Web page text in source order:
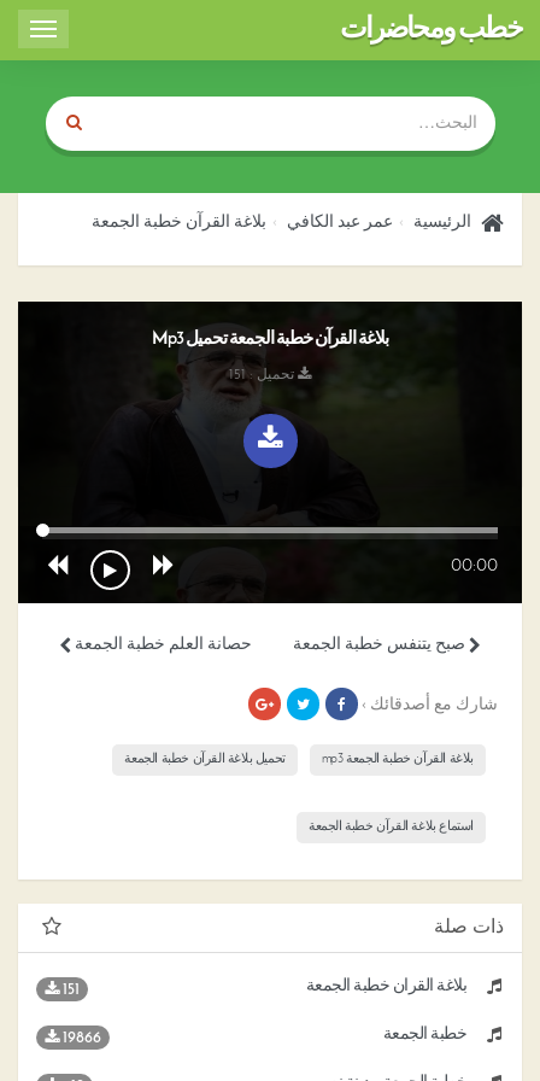
Toggle
خطب ومحاضرات
الرئيسية عمر عبد الكافي بلاغة القرآن خطبة الجمعة
بلاغة القرآن خطبة الجمعة تحميل Mp3
تحميل : 151
00:00
حصانة العلم خطبة الجمعة صبح يتنفس خطبة الجمعة
شارك مع أصدقائك ›
بلاغة القرآن خطبة الجمعة mp3 تحميل بلاغة القرآن خطبة الجمعة
استماع بلاغة القرآن خطبة الجمعة
ذات صلة
بلاغة القرآن خطبة الجمعة 151
خطبة الجمعة 19866